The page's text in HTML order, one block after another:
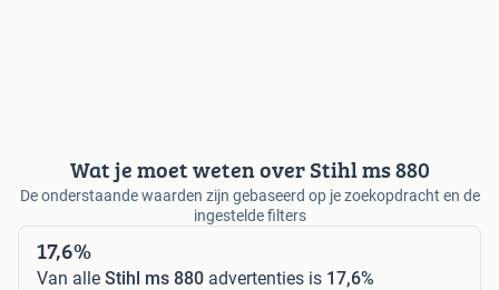
Wat je moet weten over Stihl ms 880
De onderstaande waarden zijn gebaseerd op je zoekopdracht en de
ingestelde filters
17,6%
Van alle Stihl ms 880 advertenties is 17,6%